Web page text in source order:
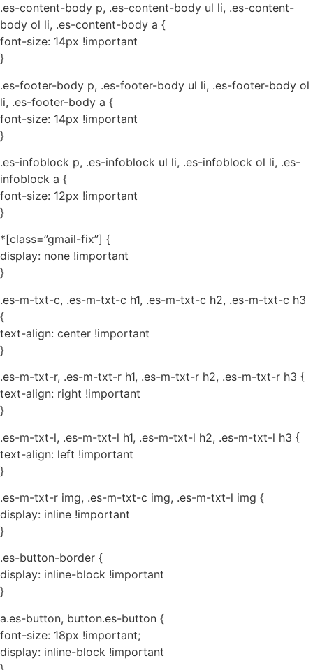
.es-content-body p, .es-content-body ul li, .es-content-
body ol li, .es-content-body a {
font-size: 14px !important
}
.es-footer-body p, .es-footer-body ul li, .es-footer-body ol
li, .es-footer-body a {
font-size: 14px !important
}
.es-infoblock p, .es-infoblock ul li, .es-infoblock ol li, .es-
infoblock a {
font-size: 12px !important
}
*[class=”gmail-fix”] {
display: none !important
}
.es-m-txt-c, .es-m-txt-c h1, .es-m-txt-c h2, .es-m-txt-c h3
{
text-align: center !important
}
.es-m-txt-r, .es-m-txt-r h1, .es-m-txt-r h2, .es-m-txt-r h3 {
text-align: right !important
}
.es-m-txt-l, .es-m-txt-l h1, .es-m-txt-l h2, .es-m-txt-l h3 {
text-align: left !important
}
.es-m-txt-r img, .es-m-txt-c img, .es-m-txt-l img {
display: inline !important
}
.es-button-border {
display: inline-block !important
}
a.es-button, button.es-button {
font-size: 18px !important;
display: inline-block !important